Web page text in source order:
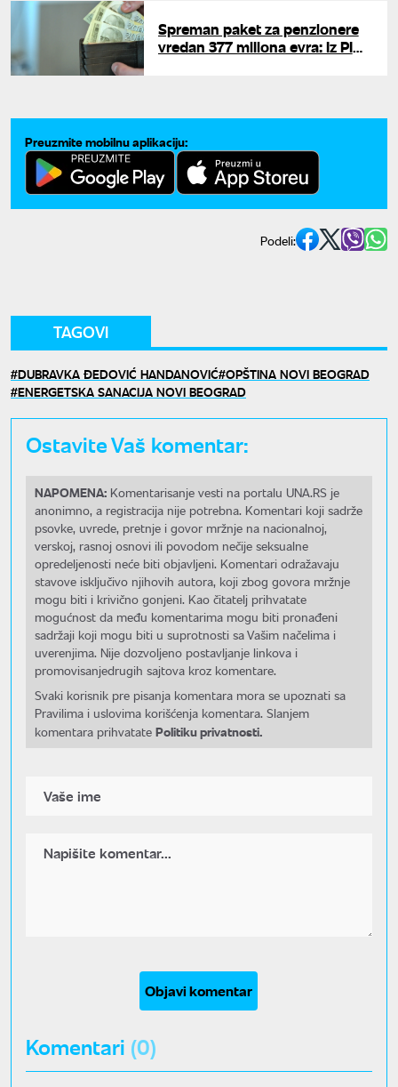
Spreman paket za penzionere
vredan 377 miliona evra: Iz PIO
Preuzmite mobilnu aplikaciju:
Podeli:
TAGOVI
DUBRAVKA ĐEDOVIĆ HANDANOVIĆ OPŠTINA NOVI BEOGRAD
ENERGETSKA SANACIJA NOVI BEOGRAD
Ostavite Vaš komentar:
NAPOMENA: Komentarisanje vesti na portalu UNA.RS je
anonimno, a registracija nije potrebna. Komentari koji sadrže
psovke, uvrede, pretnje i govor mržnje na nacionalnoj,
verskoj, rasnoj osnovi ili povodom nečije seksualne
opredeljenosti neće biti objavljeni. Komentari odražavaju
stavove isključivo njihovih autora, koji zbog govora mržnje
mogu biti i krivično gonjeni. Kao čitatelj prihvatate
mogućnost da među komentarima mogu biti pronađeni
sadržaji koji mogu biti u suprotnosti sa Vašim načelima i
uverenjima. Nije dozvoljeno postavljanje linkova i
promovisanjedrugih sajtova kroz komentare.
Svaki korisnik pre pisanja komentara mora se upoznati sa
Pravilima i uslovima korišćenja komentara. Slanjem
komentara prihvatate Politiku privatnosti.
Objavi komentar
Komentari (0)